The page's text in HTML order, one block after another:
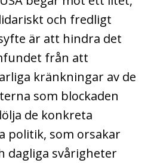
och fredligt
är att hindra det
från att
kränkningar av de
som blockaden
de konkreta
politik, som orsakar
dagliga svårigheter